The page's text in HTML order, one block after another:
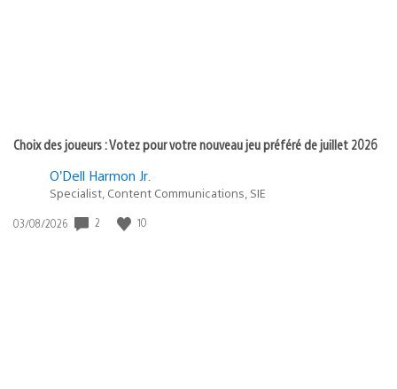
Choix des joueurs : Votez pour votre nouveau jeu préféré de juillet 2026
O’Dell Harmon Jr.
Specialist, Content Communications, SIE
Date
03/08/2026 2 10